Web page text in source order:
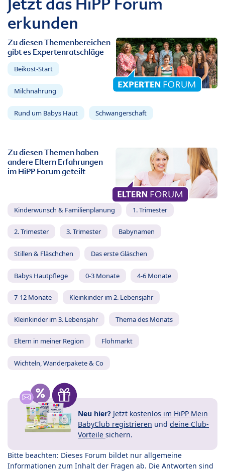
erkunden
Zu diesen Themenbereichen
gibt es Expertenratschläge
Beikost-Start
Milchnahrung
Rund um Babys Haut Schwangerschaft
Zu diesen Themen haben
andere Eltern Erfahrungen
im HiPP Forum geteilt
Kinderwunsch & Familienplanung 1. Trimester
2. Trimester 3. Trimester Babynamen
Stillen & Fläschchen Das erste Gläschen
Babys Hautpflege 0-3 Monate 4-6 Monate
7-12 Monate Kleinkinder im 2. Lebensjahr
Kleinkinder im 3. Lebensjahr Thema des Monats
Eltern in meiner Region Flohmarkt
Wichteln, Wanderpakete & Co
Neu hier? Jetzt kostenlos im HiPP Mein
BabyClub registrieren und deine Club-
Vorteile sichern.
Bitte beachten: Dieses Forum bildet nur allgemeine
Informationen zum Inhalt der Fragen ab. Die Antworten sind